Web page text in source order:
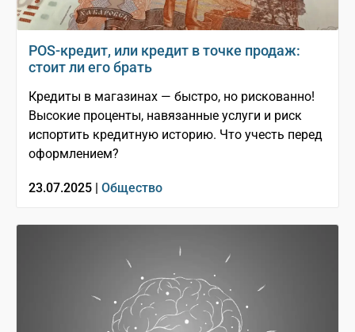
POS-кредит, или кредит в точке продаж:
стоит ли его брать
Кредиты в магазинах — быстро, но рискованно!
Высокие проценты, навязанные услуги и риск
испортить кредитную историю. Что учесть перед
оформлением?
23.07.2025 | Общество